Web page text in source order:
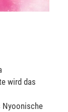
wird das
Nyoonische